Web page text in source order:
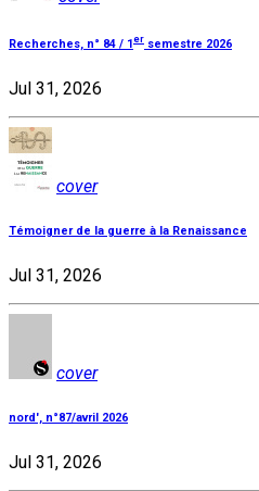
Recherches, n° 84 / 1er semestre 2026
Jul 31, 2026
cover
Témoigner de la guerre à la Renaissance
Jul 31, 2026
cover
nord', n°87/avril 2026
Jul 31, 2026